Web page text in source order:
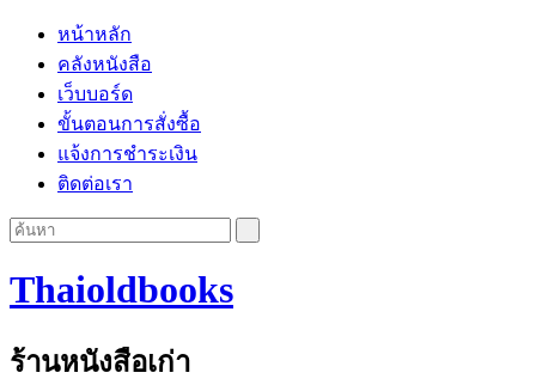
หน้าหลัก
คลังหนังสือ
เว็บบอร์ด
ขั้นตอนการสั่งซื้อ
แจ้งการชำระเงิน
ติดต่อเรา
Thaioldbooks
ร้านหนังสือเก่า